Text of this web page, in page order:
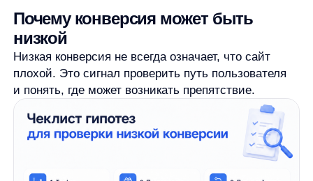
проблемой. Сначала нужно посмотреть данные,
путь пользователя и конкретный этап, где
возникает просадка.
Где смотреть данные для расчёта
конверсии
Данные для расчёта обычно берут из систем, где
фиксируются действия пользователей
и результаты продаж.
веб-аналитика;